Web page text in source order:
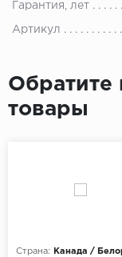
Гарантия, лет
Артикул
Обратите
товары
Страна:
Канада /